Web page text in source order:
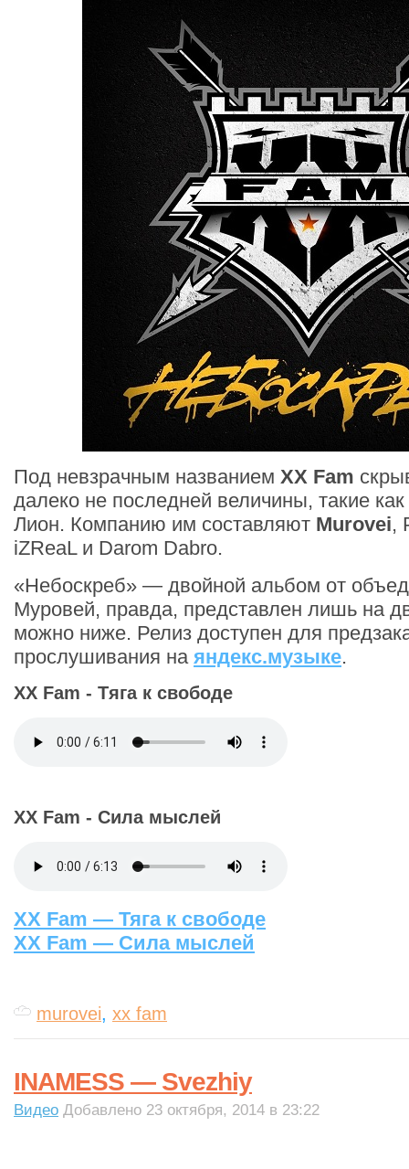
Под невзрачным названием XX Fam
далеко не последней величины, такие
Лион. Компанию им составляют Murovei,
iZReaL и Darom Dabro.
«Небоскреб» — двойной альбом от
Муровей, правда, представлен лишь на
можно ниже. Релиз доступен для
прослушивания на яндекс.музыке.
XX Fam - Тяга к свободе
XX Fam - Сила мыслей
XX Fam — Тяга к свободе
XX Fam — Сила мыслей
murovei, xx fam
INAMESS — Svezhiy
Видео Добавлено 23 октября, 2014 в 23:22